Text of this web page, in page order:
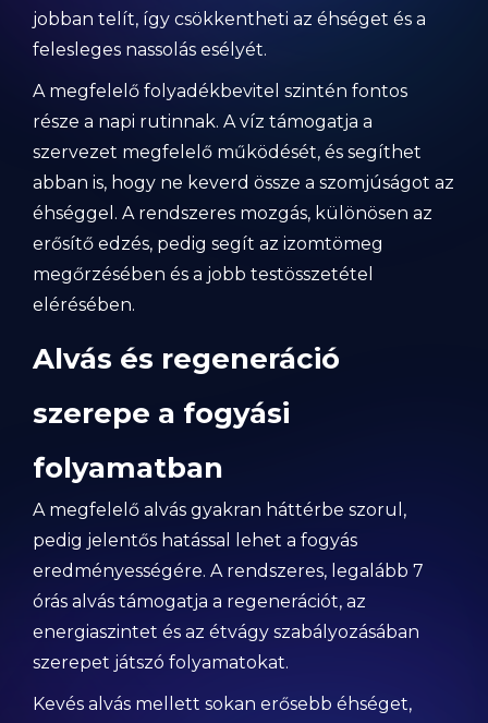
jobban telít, így csökkentheti az éhséget és a
felesleges nassolás esélyét.
A megfelelő folyadékbevitel szintén fontos
része a napi rutinnak. A víz támogatja a
szervezet megfelelő működését, és segíthet
abban is, hogy ne keverd össze a szomjúságot az
éhséggel. A rendszeres mozgás, különösen az
erősítő edzés, pedig segít az izomtömeg
megőrzésében és a jobb testösszetétel
elérésében.
Alvás és regeneráció
szerepe a fogyási
folyamatban
A megfelelő alvás gyakran háttérbe szorul,
pedig jelentős hatással lehet a fogyás
eredményességére. A rendszeres, legalább 7
órás alvás támogatja a regenerációt, az
energiaszintet és az étvágy szabályozásában
szerepet játszó folyamatokat.
Kevés alvás mellett sokan erősebb éhséget,